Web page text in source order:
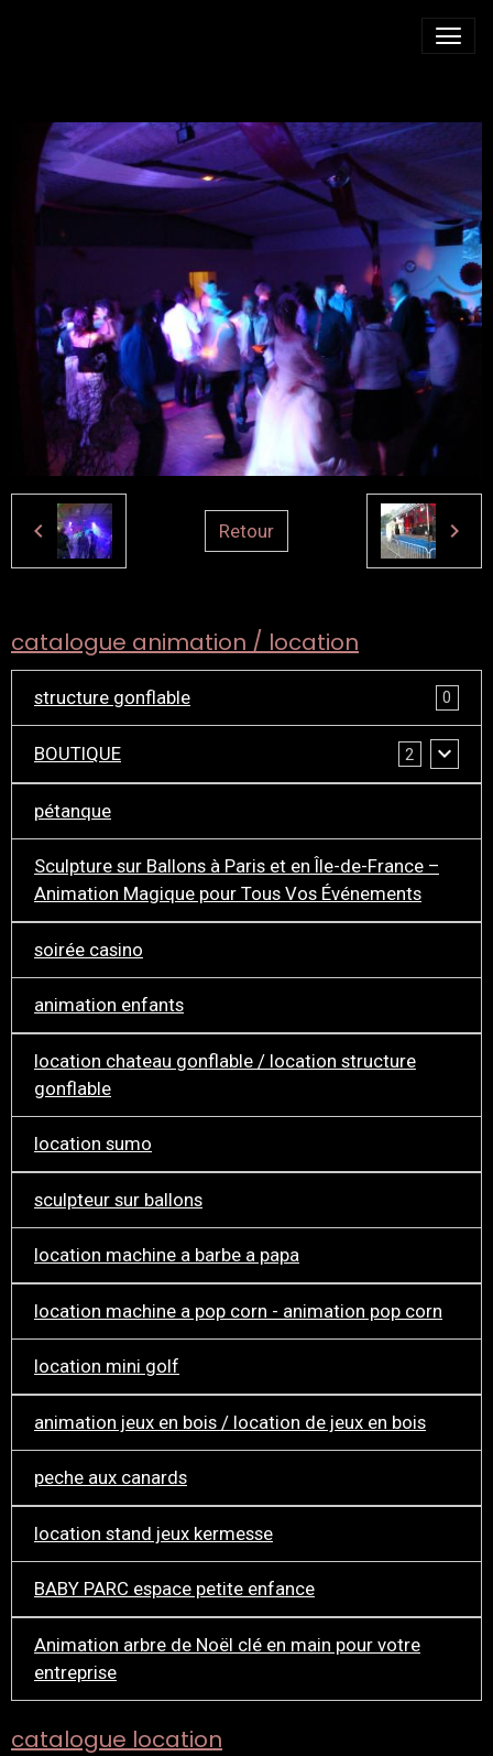
Retour
catalogue animation / location
structure gonflable 0
BOUTIQUE 2
pétanque
Sculpture sur Ballons à Paris et en Île-de-France –
Animation Magique pour Tous Vos Événements
soirée casino
animation enfants
location chateau gonflable / location structure
gonflable
location sumo
sculpteur sur ballons
location machine a barbe a papa
location machine a pop corn - animation pop corn
location mini golf
animation jeux en bois / location de jeux en bois
peche aux canards
location stand jeux kermesse
BABY PARC espace petite enfance
Animation arbre de Noël clé en main pour votre
entreprise
catalogue location